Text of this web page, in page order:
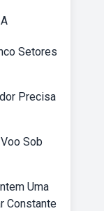
Setores
Precisa
Sob
Uma
Constante